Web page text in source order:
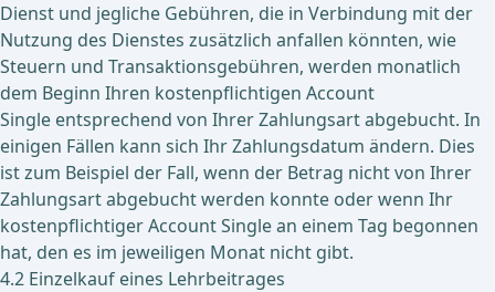
Dienst und jegliche Gebühren, die in Verbindung mit der
Nutzung des Dienstes zusätzlich anfallen könnten, wie
Steuern und Transaktionsgebühren, werden monatlich
dem Beginn Ihren kostenpflichtigen Account
Single entsprechend von Ihrer Zahlungsart abgebucht. In
einigen Fällen kann sich Ihr Zahlungsdatum ändern. Dies
ist zum Beispiel der Fall, wenn der Betrag nicht von Ihrer
Zahlungsart abgebucht werden konnte oder wenn Ihr
kostenpflichtiger Account Single an einem Tag begonnen
hat, den es im jeweiligen Monat nicht gibt.
4.2 Einzelkauf eines Lehrbeitrages